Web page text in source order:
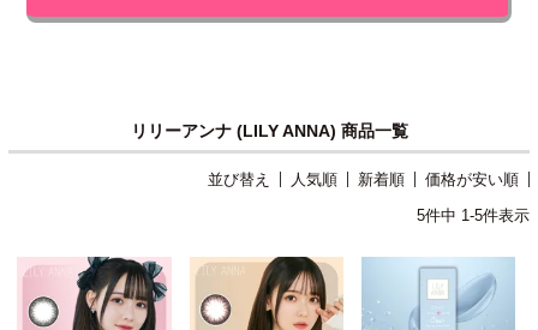
リリーアンナ (LILY ANNA) 商品一覧
並び替え 人気順 新着順
価格が安い順
5件中 1-5件表示